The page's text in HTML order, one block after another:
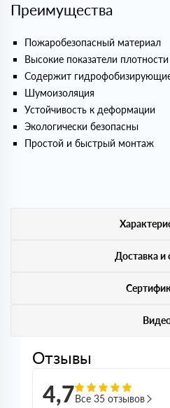
Преимущества
Пожаробезопасный материал
Высокие показатели
Содержит
Шумоизоляция
Устойчивость к деформации
Экологически безопасны
Простой и быстрый монтаж
Доставка и
Отзывы
4,7Все 35 отзывов